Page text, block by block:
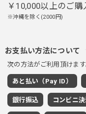
2025/
グレー/
2025/
￥10,000以上のご購
※沖縄を除く(2000円)
お支払い方法について
次の方法がご利用頂けます
あと払い（Pay ID）
銀行振込 コンビニ